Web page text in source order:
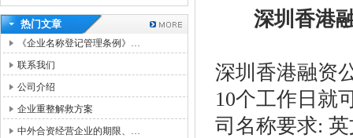
热门文章
《企业名称登记管理条例》…
联系我们
公司介绍
企业重整解救方案
中外合资经营企业的期限、…
深圳香港
深圳香港融资
10个工作日就
司名称要求: